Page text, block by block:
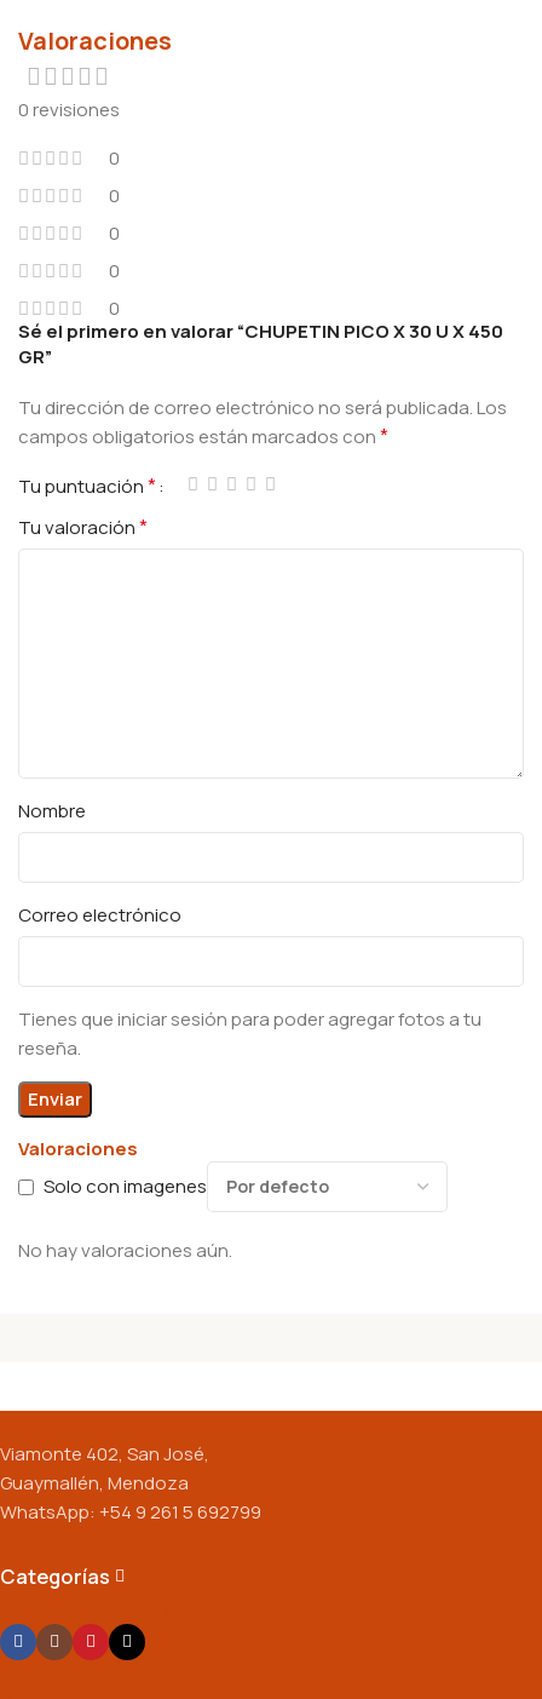
Valoraciones
0 revisiones
0
0
0
0
0
Valoraciones
Solo con imagenes
No hay valoraciones aún.
Sé el primero en valorar “CHUPETIN PICO X 30 U X 450
GR”
Tu dirección de correo electrónico no será publicada.Los
campos obligatorios están marcados con*
Tu puntuación*
Tu valoración*
Nombre
Correo electrónico
Tienes que iniciar sesión para poder agregar fotos a tu
reseña.
Viamonte 402, San José,
Guaymallén, Mendoza
WhatsApp: +54 9 261 5 692799
Categorías